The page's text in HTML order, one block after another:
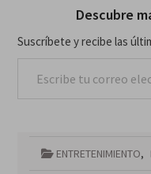
Descubre
Suscríbete y recibe las
ENTRETENIMIENTO,